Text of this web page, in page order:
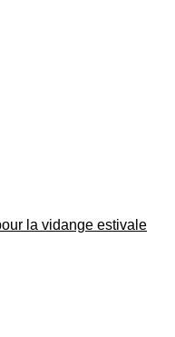
la vidange estivale